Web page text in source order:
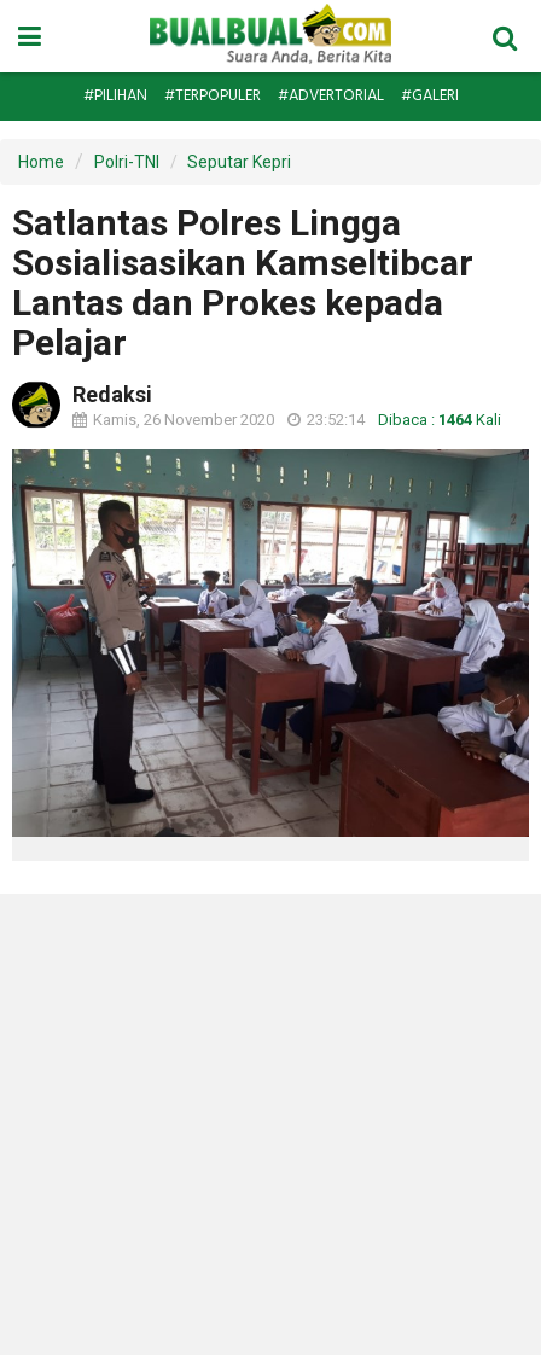
#PILIHAN #TERPOPULER #ADVERTORIAL #GALERI
Home Polri-TNI Seputar Kepri
Satlantas Polres Lingga
Sosialisasikan Kamseltibcar
Lantas dan Prokes kepada
Pelajar
Redaksi
Kamis, 26 November 2020 23:52:14 Dibaca : 1464 Kali